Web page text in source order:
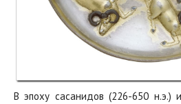
В эпоху сасанидов (226-650 н.э.)